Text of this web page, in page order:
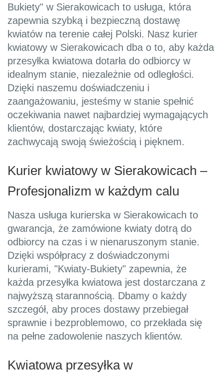
Bukiety" w Sierakowicach to usługa, która
zapewnia szybką i bezpieczną dostawę
kwiatów na terenie całej Polski. Nasz kurier
kwiatowy w Sierakowicach dba o to, aby każda
przesyłka kwiatowa dotarła do odbiorcy w
idealnym stanie, niezależnie od odległości.
Dzięki naszemu doświadczeniu i
zaangażowaniu, jesteśmy w stanie spełnić
oczekiwania nawet najbardziej wymagających
klientów, dostarczając kwiaty, które
zachwycają swoją świeżością i pięknem.
Kurier kwiatowy w Sierakowicach –
Profesjonalizm w każdym calu
Nasza usługa kurierska w Sierakowicach to
gwarancja, że zamówione kwiaty dotrą do
odbiorcy na czas i w nienaruszonym stanie.
Dzięki współpracy z doświadczonymi
kurierami, "Kwiaty-Bukiety" zapewnia, że
każda przesyłka kwiatowa jest dostarczana z
najwyższą starannością. Dbamy o każdy
szczegół, aby proces dostawy przebiegał
sprawnie i bezproblemowo, co przekłada się
na pełne zadowolenie naszych klientów.
Kwiatowa przesyłka w